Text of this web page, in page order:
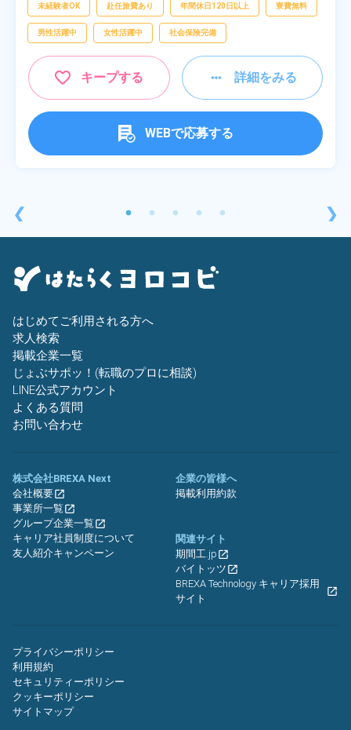
❮
未経験者OK 赴任旅費あり 年間休日120日以上 寮費無料
男性活躍中 女性活躍中 社会保険完備
キープする 詳細をみる
WEBで応募する
❯
はじめてご利用される方へ
求人検索
掲載企業一覧
じょぶサポッ！(転職のプロに相談)
LINE公式アカウント
よくある質問
お問い合わせ
株式会社BREXA Next
会社概要
事業所一覧
グループ企業一覧
キャリア社員制度について
友人紹介キャンペーン
企業の皆様へ
掲載利用約款
関連サイト
期間工.jp
バイトッツ
BREXA Technology キャリア採用
サイト
プライバシーポリシー
利用規約
セキュリティーポリシー
クッキーポリシー
サイトマップ